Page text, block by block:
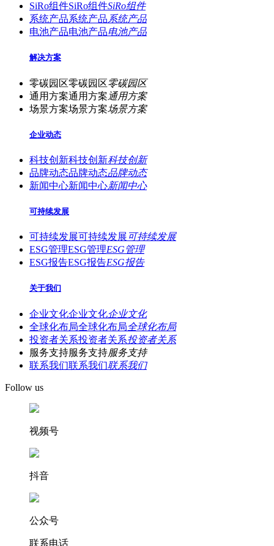
SiRo组件SiRo组件SiRo组件
系统产品系统产品 系统产品
电池产品电池产品电池产品
解决方案
零碳园区零碳园区零碳园区
通用方案通用方案通用方案
场景方案场景方案场景方案
企业动态
科技创新科技创新科技创新
品牌动态品牌动态品牌动态
新闻中心新闻中心新闻中心
可持续发展
可持续发展可持续发展 可持续发展
ESG管理ESG管理ESG管理
ESG报告ESG报告ESG报告
关于我们
企业文化企业文化企业文化
全球化布局全球化布局全球化布局
投资者关系投资者关系投资者关系
服务支持服务支持服务支持
联系我们联系我们联系我们
Follow us
视频号
抖音
公众号
联系电话